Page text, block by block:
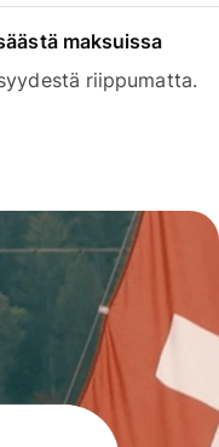
maksuissa
riippumatta.